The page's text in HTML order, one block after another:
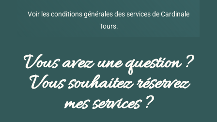
Voir les conditions générales des services de Cardinale
Tours.
Vous avez une question ?
Vous souhaitez réservez
mes services ?